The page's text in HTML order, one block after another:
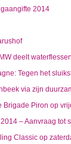
2014
deelt
Tegen het
via zijn
Brigade Piron op
– Aanvraag tot
Classic op